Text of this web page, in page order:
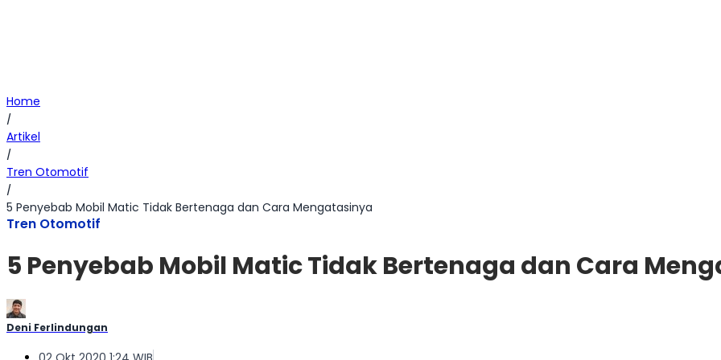
Home
/
Artikel
/
Tren Otomotif
/
5 Penyebab Mobil Matic Tidak Bertenaga dan Cara Mengatasinya
Tren Otomotif
5 Penyebab Mobil Matic Tidak Bertenaga dan Cara
Deni Ferlindungan